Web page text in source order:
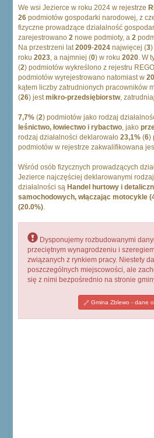
We wsi Jezierce w roku 2024 w rejestrze
26 podmiotów gospodarki narodowej, z
fizyczne prowadzące działalność
zarejestrowano 2 nowe podmioty, a 2
Na przestrzeni lat2009-2024 najwięcej (3)
roku 2023, a najmniej (0) w roku 2020. W
(2) podmiotów wykreślono z rejestru
podmiotów wyrejestrowano natomiast w
kątem liczby zatrudnionych pracowników
(26) jestmikro-przedsiębiorstw,
7,7% (2) podmiotów jako rodzaj
leśnictwo, łowiectwo i rybactwo, jako
rodzaj działalności deklarowało 23,1% (6)
podmiotów w rejestrze zakwalifikowana
Wśród osób fizycznych prowadzących
Jezierce najczęściej deklarowanymi
działalności są Handel hurtowy i
samochodowych, włączając motocykle
(20.0%).
Dysponujemy rozbudowanymi
przeciętnym wynagrodzeniu i
związanych z rynkiem pracy. Niestety
poszczególnych miejscowości, ale
się z nimi bezpośrednio na stronie
Gmina Zblewo - dane